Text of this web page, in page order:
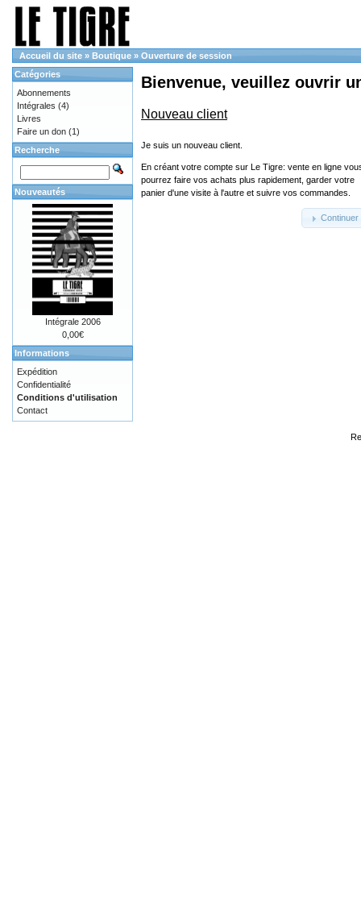
Accueil du site » Boutique » Ouverture de session
Bienvenue, veuillez ouvrir
Nouveau client
Je suis un nouveau client.
En créant votre compte sur Le Tigre: vente en ligne
pourrez faire vos achats plus rapidement, garder votre
panier d'une visite à l'autre et suivre vos commandes.
Continuer
Catégories
Abonnements
Intégrales (4)
Livres
Faire un don (1)
Recherche
Nouveautés
Intégrale 2006
0,00€
Informations
Expédition
Confidentialité
Conditions d'utilisation
Contact